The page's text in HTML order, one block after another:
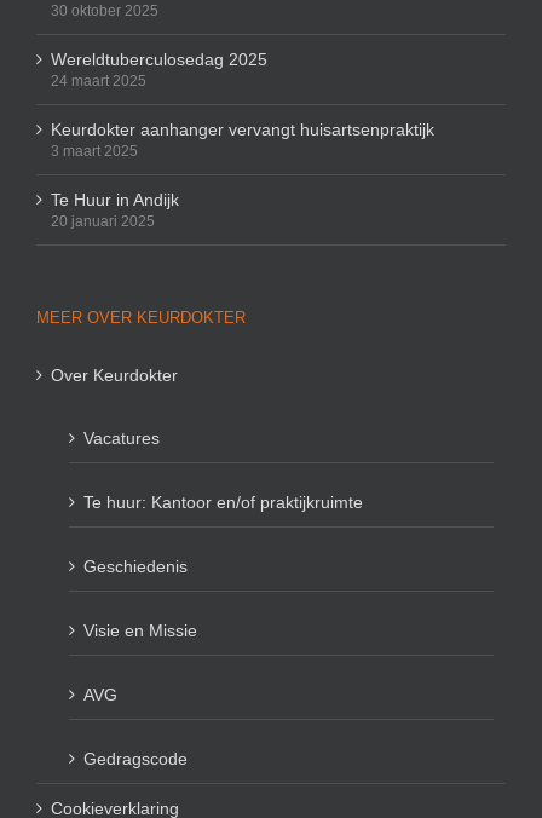
30 oktober 2025
Wereldtuberculosedag 2025
24 maart 2025
Keurdokter aanhanger vervangt huisartsenpraktijk
3 maart 2025
Te Huur in Andijk
20 januari 2025
MEER OVER KEURDOKTER
Over Keurdokter
Vacatures
Te huur: Kantoor en/of praktijkruimte
Geschiedenis
Visie en Missie
AVG
Gedragscode
Cookieverklaring